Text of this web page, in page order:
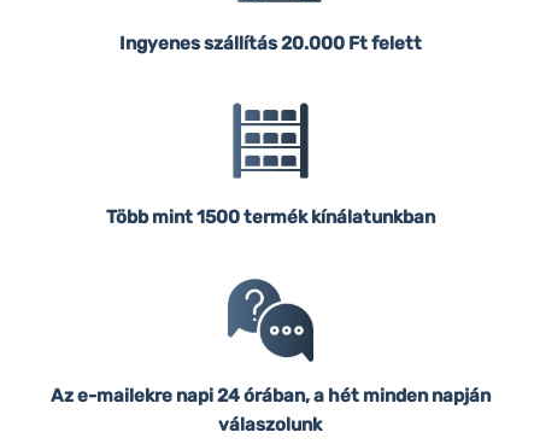
Ingyenes szállítás20.000 Ft felett
Több mint 1500 termék kínálatunkban
Az e-mailekre napi 24 órában, a hét minden napján
válaszolunk